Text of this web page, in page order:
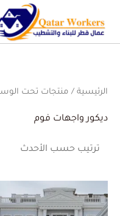
الرئيسية / منتجات تحت
ديكور واجهات فوم